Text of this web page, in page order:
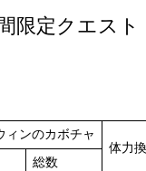
限定クエス
ィンのカボチャ
体力
総数